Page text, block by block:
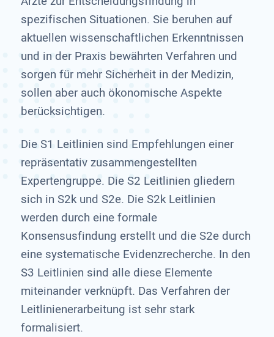
spezifischen Situationen. Sie beruhen auf
aktuellen wissenschaftlichen Erkenntnissen
und in der Praxis bewährten Verfahren und
sorgen für mehr Sicherheit in der Medizin,
sollen aber auch ökonomische Aspekte
berücksichtigen.
Die S1 Leitlinien sind Empfehlungen einer
repräsentativ zusammengestellten
Expertengruppe. Die S2 Leitlinien gliedern
sich in S2k und S2e. Die S2k Leitlinien
werden durch eine formale
Konsensusfindung erstellt und die S2e durch
eine systematische Evidenzrecherche. In den
S3 Leitlinien sind alle diese Elemente
miteinander verknüpft. Das Verfahren der
Leitlinienerarbeitung ist sehr stark
formalisiert.